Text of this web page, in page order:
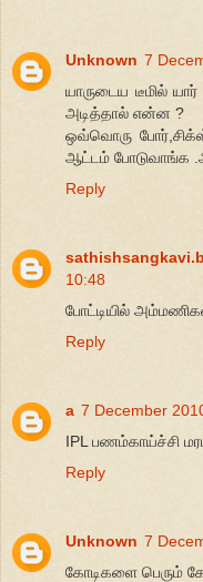
Unknown 7
யாருடைய டீமில்
அடித்தால் என்ன ?
ஒவ்வொரு
ஆட்டம் போடுவாங்க
Reply
10:48
போட்டியில்
Reply
a 7 December
IPL பணம்காய்ச்சி
Reply
Unknown 7
கோடிகளை பெரும்